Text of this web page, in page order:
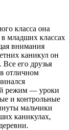
класса она
младших классах
внимания
каникул он
его друзья
отличном
режим — уроки
и контрольные
мальчики
каникулах,